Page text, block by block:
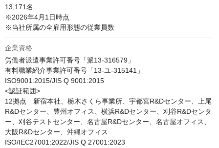
13,171名
※2026年4月1日時点
※当社所属の全雇用形態の従業員数
企業資格
労働者派遣事業許可番号「派13-316579」
有料職業紹介事業許可番号「13-ユ-315141」
ISO9001:2015/JIS Q 9001:2015
<認証範囲>
12拠点　新宿本社、栃木さくら事業所、宇都宮R&Dセンター、上尾
R&Dセンター、豊州オフィス、横浜R&Dセンター、刈谷R&Dセンタ
ー、刈谷テストセンター、名古屋R&Dセンター、名古屋オフィス、
大阪R&Dセンター、沖縄オフィス
ISO/IEC27001:2022/JIS Q 27001:2023